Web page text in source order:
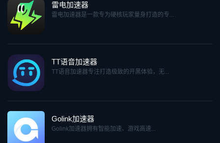
雷电加速器
雷电加速器是一款专为硬核玩家量身打造的专...
TT语音加速器
TT语音加速器专注打造极致的开黑体验，无...
Golink加速器
Golink加速器拥有智能加速、游戏高速...